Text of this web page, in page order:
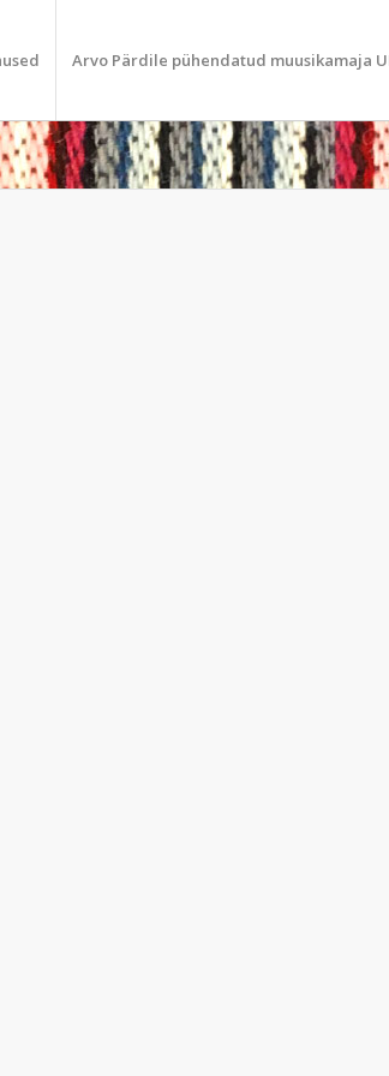
Arvo Pärdile pühendatud muusikamaja